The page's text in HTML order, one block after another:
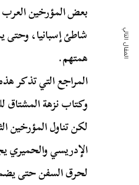
بعض المؤرخين
شاطئ إسبانيا،
همتهم.
المراجع التي تذكر
وكتاب نزهة
لكن تناول المؤرخين
الإدريسي والحميري
لحرق السفن حتى
المقال التالي